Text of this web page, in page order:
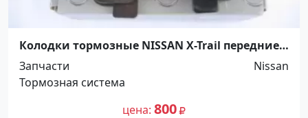
Колодки тормозные NISSAN X-Trail передние
2008-2014 Краснодар
Запчасти
Nissan
Тормозная система
цена 800